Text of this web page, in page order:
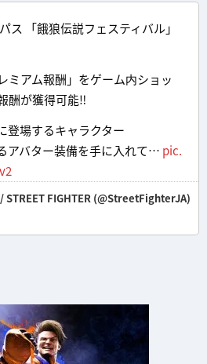
ス 「餓狼伝説フェスティバル」
ミアム報酬」をゲーム内ショッ
酬が獲得可能‼
登場するキャラクター
アバター装備を手に入れて… pic.
/ STREET FIGHTER (@StreetFighterJA)